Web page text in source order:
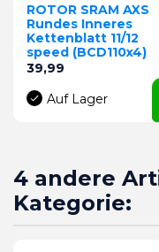
ROTOR SRAM AXS
Rundes Inneres
Kettenblatt 11/12
speed (BCD110x4)
Preis
39,99
Auf Lager
4 andere
Kategorie: